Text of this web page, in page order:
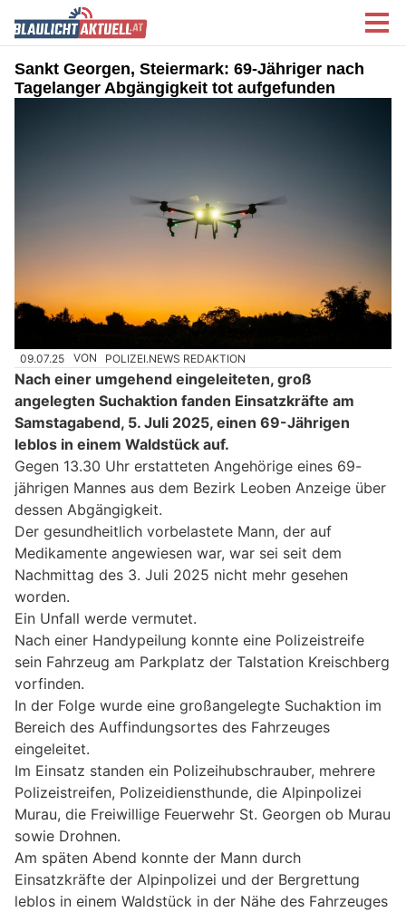
Sankt Georgen, Steiermark: 69-Jähriger nach
Tagelanger Abgängigkeit tot aufgefunden
09.07.25 VON POLIZEI.NEWS REDAKTION
Nach einer umgehend eingeleiteten, groß
angelegten Suchaktion fanden Einsatzkräfte am
Samstagabend, 5. Juli 2025, einen 69-Jährigen
leblos in einem Waldstück auf.
Gegen 13.30 Uhr erstatteten Angehörige eines 69-
jährigen Mannes aus dem Bezirk Leoben Anzeige über
dessen Abgängigkeit.
Der gesundheitlich vorbelastete Mann, der auf
Medikamente angewiesen war, war sei seit dem
Nachmittag des 3. Juli 2025 nicht mehr gesehen
worden.
Ein Unfall werde vermutet.
Nach einer Handypeilung konnte eine Polizeistreife
sein Fahrzeug am Parkplatz der Talstation Kreischberg
vorfinden.
In der Folge wurde eine großangelegte Suchaktion im
Bereich des Auffindungsortes des Fahrzeuges
eingeleitet.
Im Einsatz standen ein Polizeihubschrauber, mehrere
Polizeistreifen, Polizeidiensthunde, die Alpinpolizei
Murau, die Freiwillige Feuerwehr St. Georgen ob Murau
sowie Drohnen.
Am späten Abend konnte der Mann durch
Einsatzkräfte der Alpinpolizei und der Bergrettung
leblos in einem Waldstück in der Nähe des Fahrzeuges